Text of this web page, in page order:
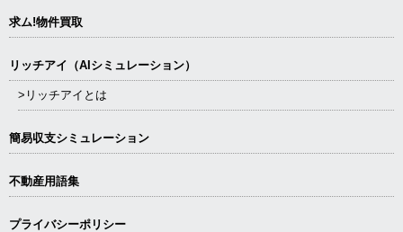
求ム!物件買取
リッチアイ（AIシミュレーション）
>リッチアイとは
簡易収支シミュレーション
不動産用語集
プライバシーポリシー